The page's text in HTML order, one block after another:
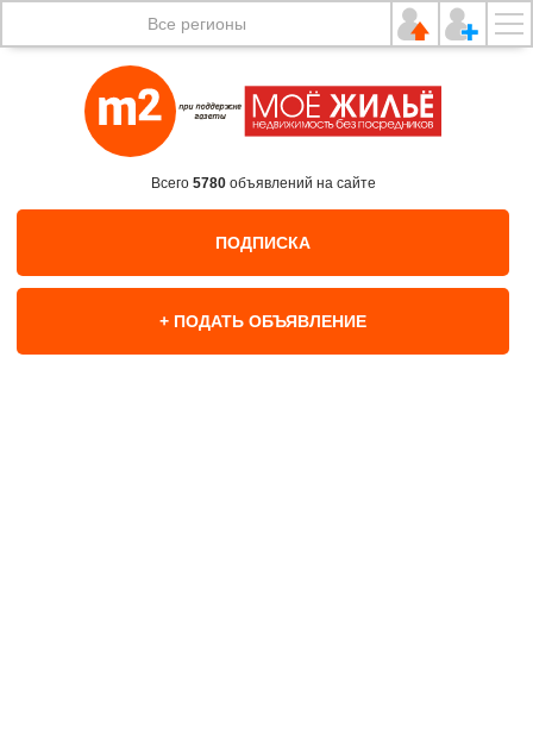
Все регионы
Всего 5780объявлений на сайте
ПОДПИСКА
+ ПОДАТЬ ОБЪЯВЛЕНИЕ